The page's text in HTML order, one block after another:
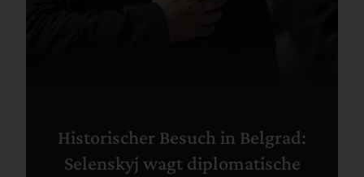
Historischer Besuch in Belgrad:
Selenskyj wagt diplomatische